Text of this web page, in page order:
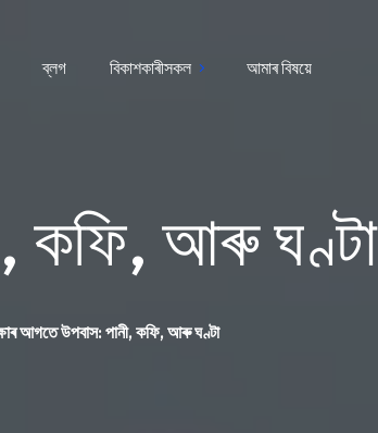
ব্লগ বিকাশকাৰীসকল আমাৰ বিষয়ে
কফি, আৰু ঘণ্টা
আগতে উপবাস: পানী, কফি, আৰু ঘণ্টা